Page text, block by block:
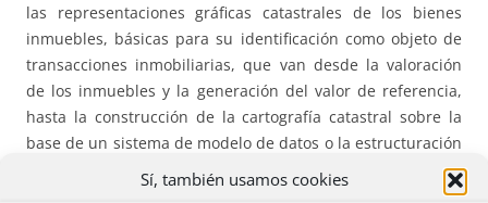
Sí, también usamos cookies
las representaciones gráficas catastrales de los bienes
inmuebles, básicas para su identificación como objeto de
transacciones inmobiliarias, que van desde la valoración
de los inmuebles y la generación del valor de referencia,
hasta la construcción de la cartografía catastral sobre la
base de un sistema de modelo de datos o la estructuración
del sistema de información catastral (SIC).